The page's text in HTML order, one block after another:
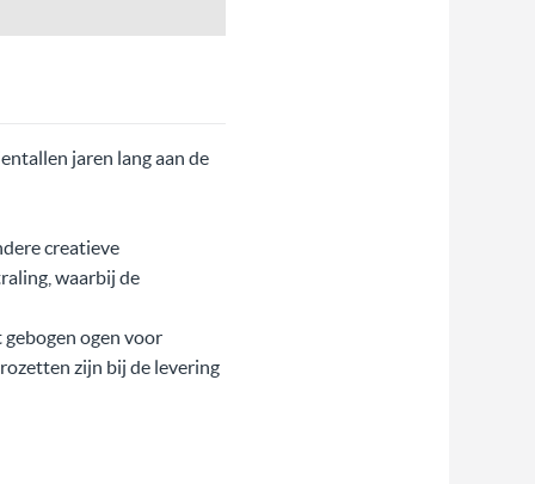
jaren lang aan de
creatieve
waarbij de
ogen voor
zijn bij de levering